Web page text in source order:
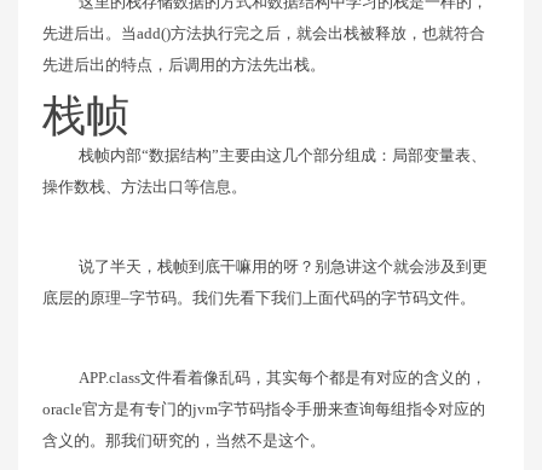
先进后出。当add()方法执行完之后，就会出栈被释放，也就符合
先进后出的特点，后调用的方法先出栈。
栈帧
栈帧内部“数据结构”主要由这几个部分组成：局部变量表、
操作数栈、方法出口等信息。
说了半天，栈帧到底干嘛用的呀？别急讲这个就会涉及到更
底层的原理–字节码。我们先看下我们上面代码的字节码文件。
APP.class文件看着像乱码，其实每个都是有对应的含义的，
oracle官方是有专门的jvm字节码指令手册来查询每组指令对应的
含义的。那我们研究的，当然不是这个。